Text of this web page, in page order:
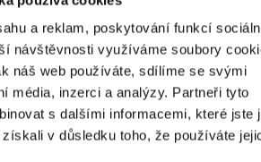
a reklam, poskytování funkcí
návštěvnosti využíváme soubory
náš web používáte, sdílíme se svými
média, inzerci a analýzy. Partneři tyto
s dalšími informacemi, které jste
v důsledku toho, že používáte
(Lp Version)
Version)